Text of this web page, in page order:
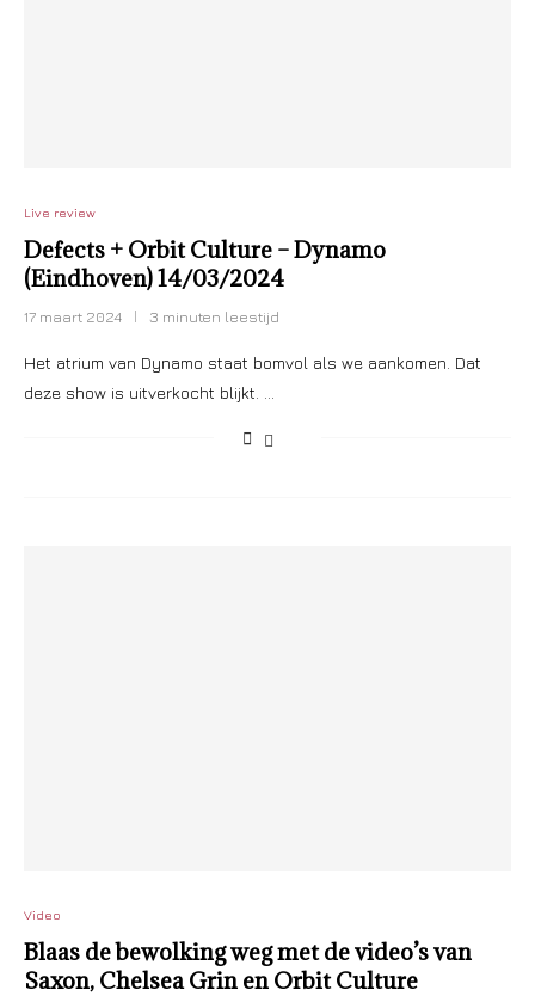
Live review
Defects + Orbit Culture – Dynamo
(Eindhoven) 14/03/2024
17 maart 2024 3 minuten leestijd
Het atrium van Dynamo staat bomvol als we aankomen. Dat
deze show is uitverkocht blijkt. …
Video
Blaas de bewolking weg met de video’s van
Saxon, Chelsea Grin en Orbit Culture